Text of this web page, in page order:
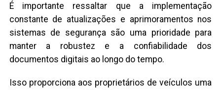
É importante ressaltar que a implementação
constante de atualizações e aprimoramentos nos
sistemas de segurança são uma prioridade para
manter a robustez e a confiabilidade dos
documentos digitais ao longo do tempo.
Isso proporciona aos proprietários de veículos uma